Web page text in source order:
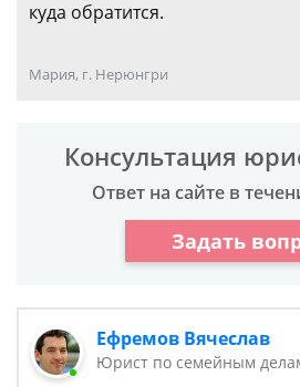
куда обратится.
Мария, г. Нерюнгри
Консультация
Ответ на сайте в
Задать
Ефремов Вячеслав
Юрист по семейным